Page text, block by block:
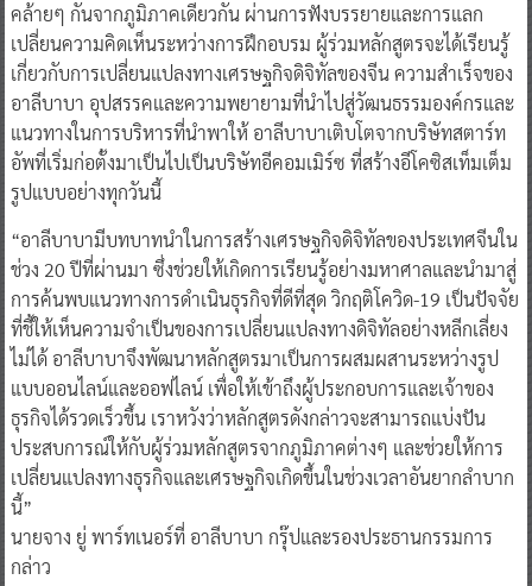
คล้ายๆ กันจากภูมิภาคเดียวกัน ผ่านการฟังบรรยายและการแลก
เปลี่ยนความคิดเห็นระหว่างการฝึกอบรม ผู้ร่วมหลักสูตรจะได้เรียนรู้
เกี่ยวกับการเปลี่ยนแปลงทางเศรษฐกิจดิจิทัลของจีน ความสำเร็จของ
อาลีบาบา อุปสรรคและความพยายามที่นำไปสู่วัฒนธรรมองค์กรและ
แนวทางในการบริหารที่นำพาให้ อาลีบาบาเติบโตจากบริษัทสตาร์ท
อัพที่เริ่มก่อตั้งมาเป็นไปเป็นบริษัทอีคอมเมิร์ซ ที่สร้างอีโคซิสเท็มเต็ม
รูปแบบอย่างทุกวันนี้
“อาลีบาบามีบทบาทนำในการสร้างเศรษฐกิจดิจิทัลของประเทศจีนใน
ช่วง 20 ปีที่ผ่านมา ซึ่งช่วยให้เกิดการเรียนรู้อย่างมหาศาลและนำมาสู่
การค้นพบแนวทางการดำเนินธุรกิจที่ดีที่สุด วิกฤติโควิด-19 เป็นปัจจัย
ที่ชี้ให้เห็นความจำเป็นของการเปลี่ยนแปลงทางดิจิทัลอย่างหลีกเลี่ยง
ไม่ได้ อาลีบาบาจึงพัฒนาหลักสูตรมาเป็นการผสมผสานระหว่างรูป
แบบออนไลน์และออฟไลน์ เพื่อให้เข้าถึงผู้ประกอบการและเจ้าของ
ธุรกิจได้รวดเร็วขึ้น เราหวังว่าหลักสูตรดังกล่าวจะสามารถแบ่งปัน
ประสบการณ์ให้กับผู้ร่วมหลักสูตรจากภูมิภาคต่างๆ และช่วยให้การ
เปลี่ยนแปลงทางธุรกิจและเศรษฐกิจเกิดขึ้นในช่วงเวลาอันยากลำบาก
นี้”
นายจาง ยู่ พาร์ทเนอร์ที่ อาลีบาบา กรุ๊ปและรองประธานกรรมการ
กล่าว